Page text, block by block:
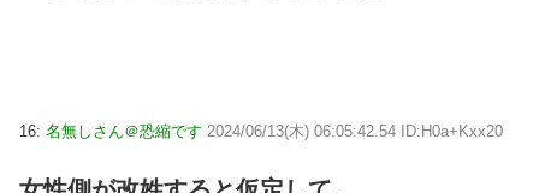
16: 名無しさん＠恐縮です 2024/06/13(木) 06:05:42.54 ID:H0a+Kxx20